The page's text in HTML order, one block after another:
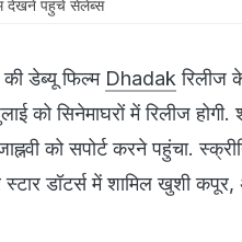
देखने पहुंचे सेलेब्स
की डेब्यू फिल्म Dhadak रिलीज
को सिनेमाघरों में रिलीज होगी.
को सपोर्ट करने पहुंचा.
डॉटर्स में शामिल खुशी कपूर,